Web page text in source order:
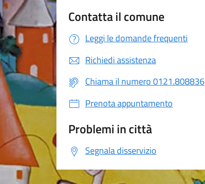
Contatta il comune
Leggi le domande frequenti
Richiedi assistenza
Chiama il numero 0121.808836
Prenota appuntamento
Problemi in città
Segnala disservizio